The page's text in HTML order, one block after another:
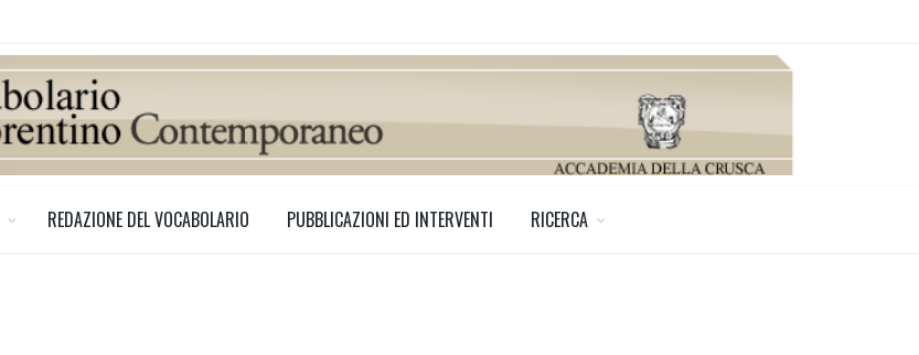
REDAZIONE DEL VOCABOLARIO PUBBLICAZIONI ED INTERVENTI RICERCA